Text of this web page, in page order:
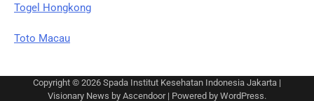
Togel Hongkong
Toto Macau
Copyright © 2026 Spada Institut Kesehatan Indonesia Jakarta |
Visionary News by Ascendoor| Powered by WordPress.